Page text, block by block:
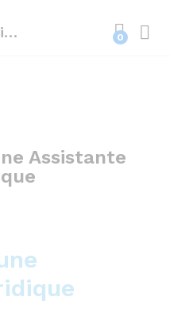
Recrutement une Assistante Juridique 0
Assistante